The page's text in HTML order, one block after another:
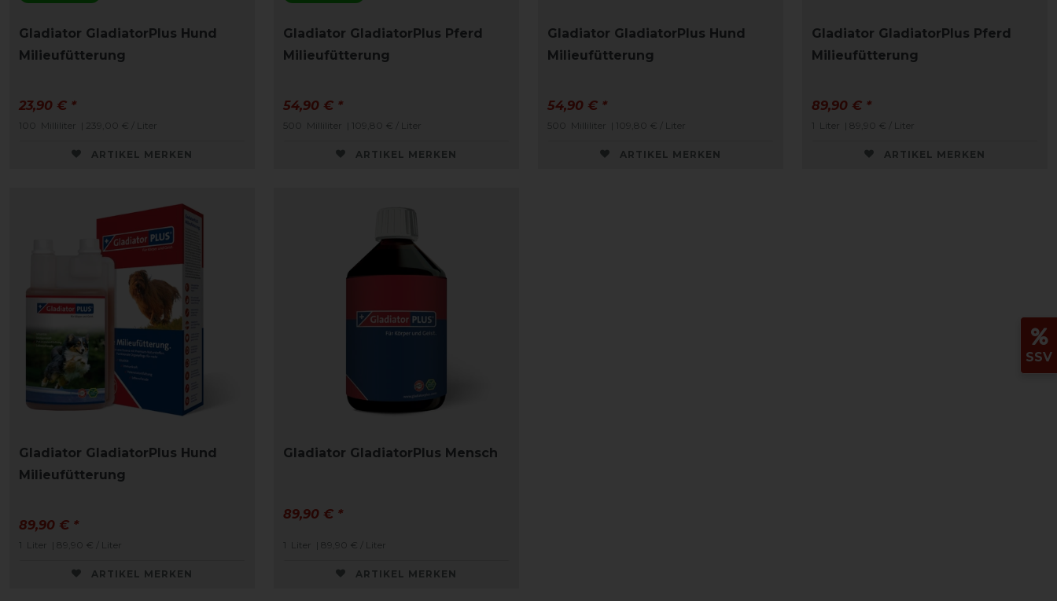
Gladiator GladiatorPlus Hund
Milieufütterung
23,90 € *
100 Milliliter | 239,00 € / Liter
ARTIKEL MERKEN
Gladiator GladiatorPlus Pferd
Milieufütterung
54,90 € *
500 Milliliter | 109,80 € / Liter
ARTIKEL MERKEN
Gladiator GladiatorPlus Hund
Milieufütterung
54,90 € *
500 Milliliter | 109,80 € / Liter
ARTIKEL MERKEN
Gladiator GladiatorPlus Pferd
Milieufütterung
89,90 € *
1 Liter | 89,90 € / Liter
ARTIKEL MERKEN
Gladiator GladiatorPlus Hund
Milieufütterung
89,90 € *
1 Liter | 89,90 € / Liter
ARTIKEL MERKEN
Gladiator GladiatorPlus Mensch
89,90 € *
1 Liter | 89,90 € / Liter
ARTIKEL MERKEN
SSV